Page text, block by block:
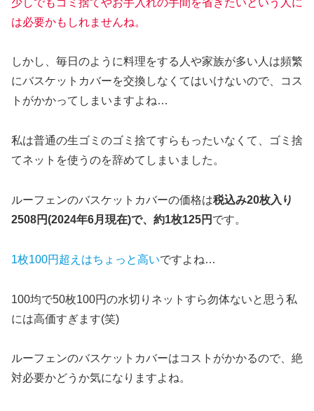
は必要かもしれませんね。
しかし、毎日のように料理をする人や家族が多い人は頻繁
にバスケットカバーを交換しなくてはいけないので、コス
トがかかってしまいますよね…
私は普通の生ゴミのゴミ捨てすらもったいなくて、ゴミ捨
てネットを使うのを辞めてしまいました。
ルーフェンのバスケットカバーの価格は税込み20枚入り
2508円(2024年6月現在)で、約1枚125円 です。
1枚100円超えはちょっと高いですよね…
100均で50枚100円の水切りネットすら勿体ないと思う私
には高価すぎます(笑)
ルーフェンのバスケットカバーはコストがかかるので、絶
対必要かどうか気になりますよね。